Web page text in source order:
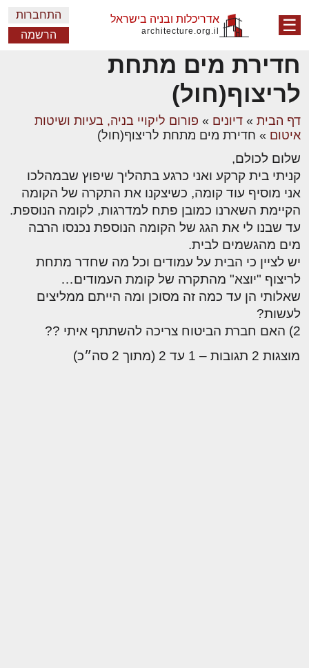
☰ אדריכלות ובניה בישראל
architecture.org.il
התחברות
הרשמה
חדירת מים מתחת
לריצוף(חול)
דף הבית » דיונים » פורום ליקויי בניה, בעיות ושיטות
איטום » חדירת מים מתחת לריצוף(חול)
שלום לכולם,
קניתי בית קרקע ואני כרגע בתהליך שיפוץ שבמהלכו
אני מוסיף עוד קומה, כשיצקנו את התקרה של הקומה
הקיימת השארנו כמובן פתח למדרגות, לקומה הנוספת.
עד שבנו לי את הגג של הקומה הנוספת נכנסו הרבה
מים מהגשמים לבית.
יש לציין כי הבית על עמודים וכל מה שחדר מתחת
לריצוף "יוצא" מהתקרה של קומת העמודים…
שאלותי הן עד כמה זה מסוכן ומה הייתם ממליצים
לעשות?
2) האם חברת הביטוח צריכה להשתתף איתי ??
מוצגות 2 תגובות – 1 עד 2 (מתוך 2 סה״כ)